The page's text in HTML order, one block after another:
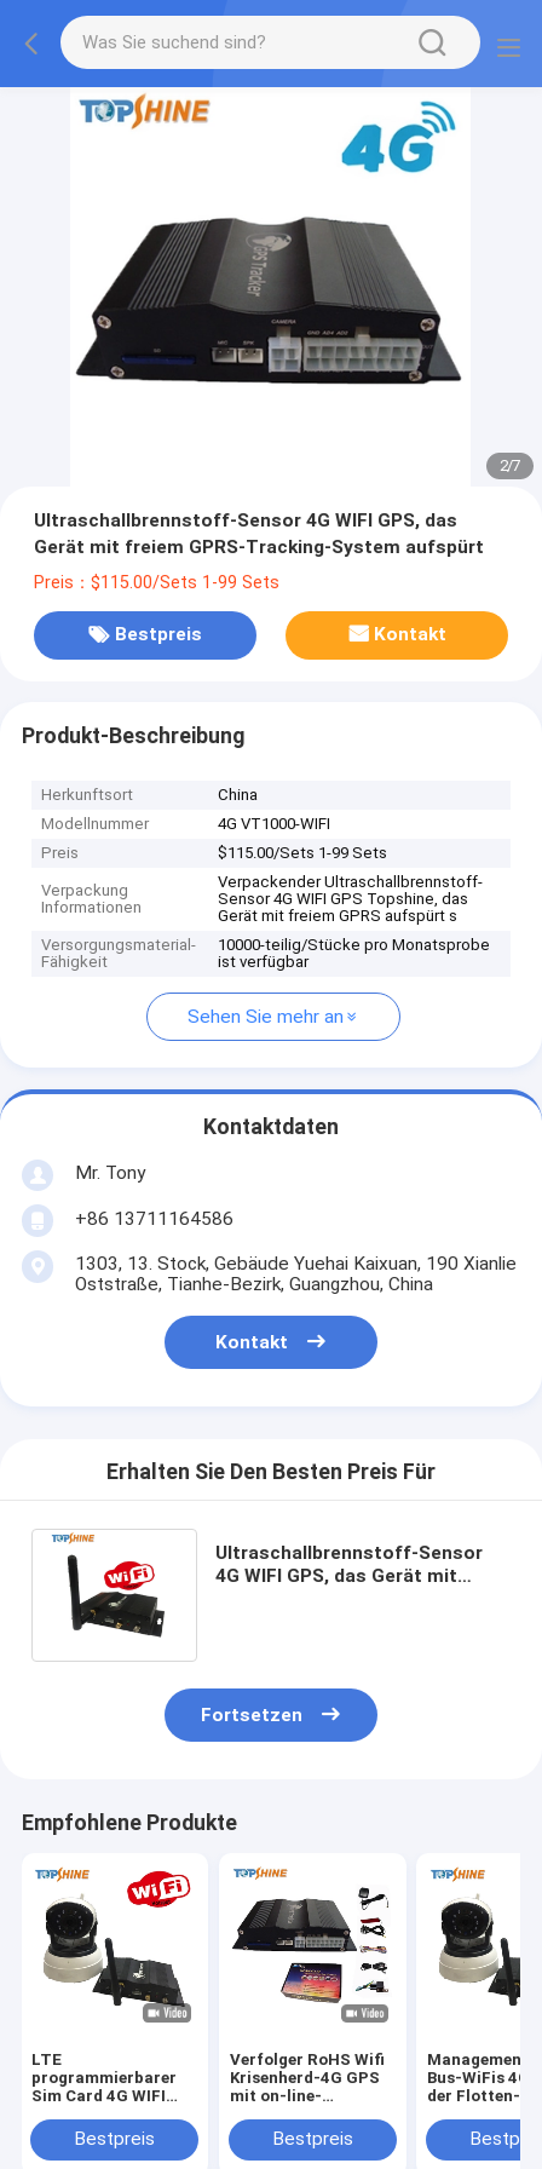
2/7
Ultraschallbrennstoff-Sensor 4G WIFI GPS, das
Gerät mit freiem GPRS-Tracking-System aufspürt
Preis：$115.00/Sets 1-99 Sets
Bestpreis Kontakt
Produkt-Beschreibung
Herkunftsort
China
Modellnummer
4G VT1000-WIFI
Preis
$115.00/Sets 1-99 Sets
Verpackung
Informationen
Verpackender Ultraschallbrennstoff-
Sensor 4G WIFI GPS Topshine, das
Gerät mit freiem GPRS aufspürt s
Versorgungsmaterial-
Fähigkeit
10000-teilig/Stücke pro Monatsprobe
ist verfügbar
Sehen Sie mehr an
Kontaktdaten
Mr. Tony
+86 13711164586
1303, 13. Stock, Gebäude Yuehai Kaixuan, 190 Xianlie
Oststraße, Tianhe-Bezirk, Guangzhou, China
Kontakt
Erhalten Sie Den Besten Preis Für
Ultraschallbrennstoff-Sensor
4G WIFI GPS, das Gerät mit
Fortsetzen
Empfohlene Produkte
LTE
programmierbarer
Sim Card 4G WIFI
Verfolger des Gerät-
OBD mit Kamera
Bestpreis
Verfolger RoHS Wifi
Krisenherd-4G GPS
mit on-line-
treibendem
Verhalten
Bestpreis
Management-
Bus-WiFis 4G
der Flotten-
Grad-Kamera-
Überwachung